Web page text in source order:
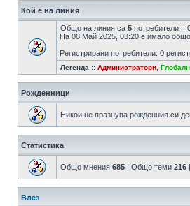
Кой е на линия
Общо на линия са 5 потребители ::
На 08 Май 2025, 03:20 е имало общо
Регистрирани потребители: 0
Легенда :: Администратори
Рожденници
Никой не празнува рожденния си
Статистика
Общо мнения 685 | Общо теми 216
Влез